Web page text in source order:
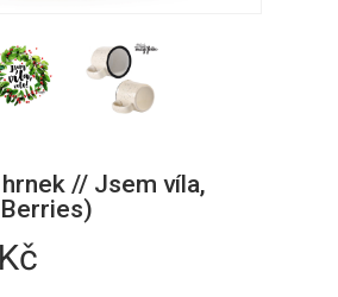
// Jsem víla,
Kč